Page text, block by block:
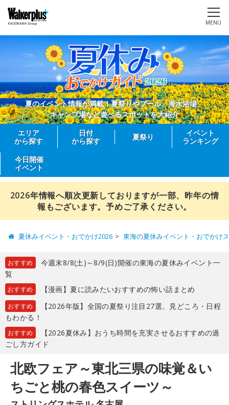
MENU
夏のイベント情報が満載！夏祭りやプール、海水浴場、
キャンプ場など遊べるスポットを大紹介
エリア
から探す
日付
から探す
夏祭り
イベント
ランキング
今日開催
イベント
2026年情報へ順次更新しておりますが一部、昨年の情
報もございます。予めご了承ください。
夏休みイベント・おでかけ2026 東海の夏休みイベント・おでかけ
おすすめ
今週末8/8(土)～8/9(日)開催の東海の夏休みイベント一
覧
おすすめ 【漫画】夏に読みたいおすすめの怖い話まとめ
おすすめ
【2026年版】全国の夏祭り注目27選。見どころ・日程
もわかる！
おすすめ
【2026夏休み】おうち時間を充実させるおすすめの過
ごし方ガイド
北欧フェア～東北三県の味覚＆い
ちごと桃の春色スイーツ～